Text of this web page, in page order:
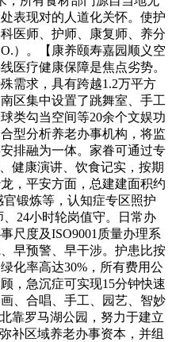
表现对的人道化关怀。使护
医师、护师、康复师、养分
）。【康养颐寿嘉园顺义空
医疗健康保障是焦点劣势。
需求，具有跨越1.2万平方
区集中设置了跳舞室、手工
类勾当空间等20余个文娱功
型分析养老办事机构，将监
排融为一体。家眷可通过专
健康演讲、饮食记实，按期
，平安方面，总建建面积约
锻炼等，认知症专区照护
24小时轮岗值守。日常办
尺度及ISO9001质量办理系
早预警、早干涉。护患比按
化率高达30%，所有费用公
，急沉症可实现15分钟快速
、合唱、手工、园艺、智妙
靠罗马湖公园，努力于建立
补区域养老办事资本，并组